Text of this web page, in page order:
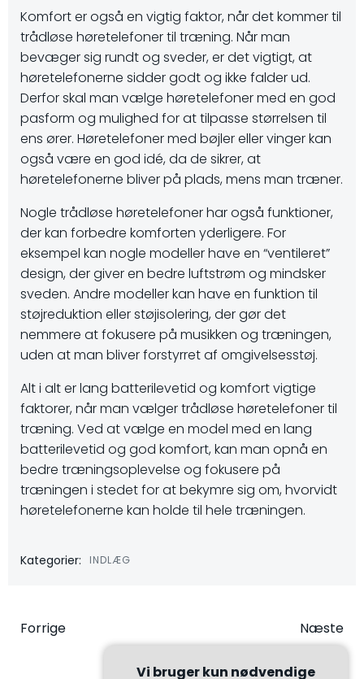
Komfort er også en vigtig faktor, når det kommer til
trådløse høretelefoner til træning. Når man
bevæger sig rundt og sveder, er det vigtigt, at
høretelefonerne sidder godt og ikke falder ud.
Derfor skal man vælge høretelefoner med en god
pasform og mulighed for at tilpasse størrelsen til
ens ører. Høretelefoner med bøjler eller vinger kan
også være en god idé, da de sikrer, at
høretelefonerne bliver på plads, mens man træner.
Nogle trådløse høretelefoner har også funktioner,
der kan forbedre komforten yderligere. For
eksempel kan nogle modeller have en “ventileret”
design, der giver en bedre luftstrøm og mindsker
sveden. Andre modeller kan have en funktion til
støjreduktion eller støjisolering, der gør det
nemmere at fokusere på musikken og træningen,
uden at man bliver forstyrret af omgivelsesstøj.
Alt i alt er lang batterilevetid og komfort vigtige
faktorer, når man vælger trådløse høretelefoner til
træning. Ved at vælge en model med en lang
batterilevetid og god komfort, kan man opnå en
bedre træningsoplevelse og fokusere på
træningen i stedet for at bekymre sig om, hvorvidt
høretelefonerne kan holde til hele træningen.
Kategorier: INDLÆG
Indlægsnavigation
Forrige Næste
Vi bruger kun nødvendige